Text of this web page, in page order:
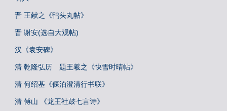
晋 王献之《鸭头丸帖》
晋 谢安(选自大观帖)
汉《袁安碑》
清 乾隆弘历 题王羲之《快雪时晴帖》
清 何绍基《偃泊澄清行书联》
清 傅山 《龙王社鼓七言诗》